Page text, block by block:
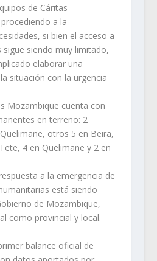
de Cáritas
a la
si bien el acceso a
sigue siendo muy limitado,
elaborar una
situación con la urgencia
Mozambique cuenta con
en terreno: 2
otros 5 en Beira,
4 en Quelimane y 2 en
a la emergencia de
está siendo
de Mozambique,
como provincial y local.
balance oficial de